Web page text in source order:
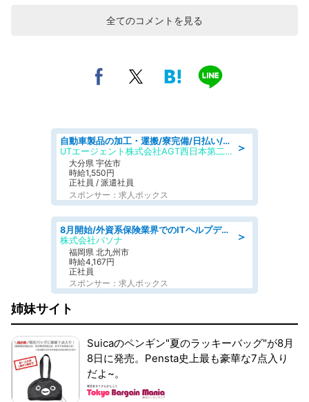
全てのコメントを見る
＞
自動車製品の加工・運搬/寮完備/日払い/工場・製造
UTエージェント株式会社AGT西日本第二CU
大分県 宇佐市
時給1,550円
正社員 / 派遣社員
スポンサー：求人ボックス
＞
8月開始/外資系保険業界でのITヘルプデスク業務/駅近/即日勤務可/ヘルプデスク
株式会社パソナ
福岡県 北九州市
時給4,167円
正社員
スポンサー：求人ボックス
姉妹サイト
Suicaのペンギン"夏のラッキーバッグ"が8月
8日に発売。Pensta史上最も豪華な7点入り
だよ~。